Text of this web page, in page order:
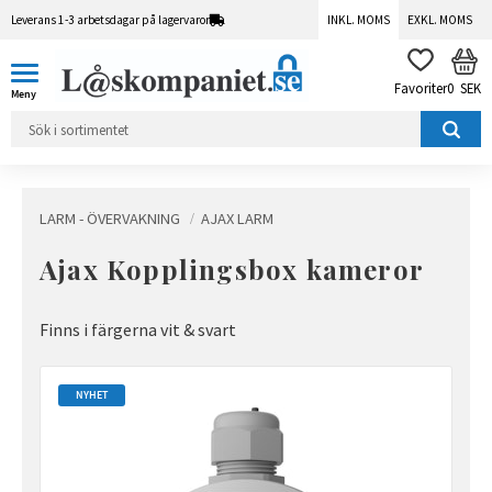
Leverans 1-3 arbetsdagar på lagervaror INKL. MOMS EXKL. MOMS
FAVORITER
0 SEK
LARM - ÖVERVAKNING AJAX LARM
Ajax Kopplingsbox kameror
Finns i färgerna vit & svart
NYHET